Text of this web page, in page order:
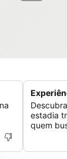
estadia
quem